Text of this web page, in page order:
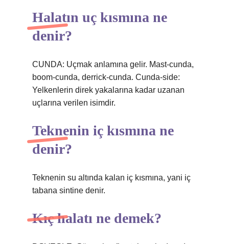
Halatın uç kısmına ne
denir?
CUNDA: Uçmak anlamına gelir. Mast-cunda,
boom-cunda, derrick-cunda. Cunda-side:
Yelkenlerin direk yakalarına kadar uzanan
uçlarına verilen isimdir.
Teknenin iç kısmına ne
denir?
Teknenin su altında kalan iç kısmına, yani iç
tabana sintine denir.
Kıç halatı ne demek?